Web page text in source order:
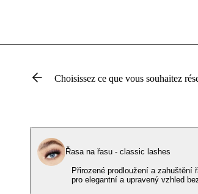
Choisissez ce que vous souhaitez
Řasa na řasu - classic lashes
Přirozené prodloužení a zahuštění
pro elegantní a upravený vzhled